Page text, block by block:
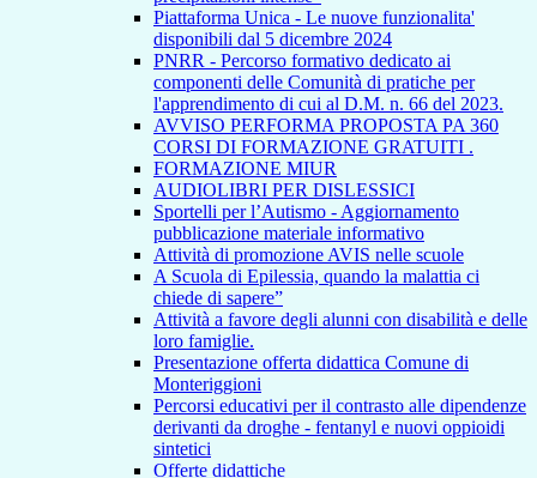
Piattaforma Unica - Le nuove funzionalita'
disponibili dal 5 dicembre 2024
PNRR - Percorso formativo dedicato ai
componenti delle Comunità di pratiche per
l'apprendimento di cui al D.M. n. 66 del 2023.
AVVISO PERFORMA PROPOSTA PA 360
CORSI DI FORMAZIONE GRATUITI .
FORMAZIONE MIUR
AUDIOLIBRI PER DISLESSICI
Sportelli per l’Autismo - Aggiornamento
pubblicazione materiale informativo
Attività di promozione AVIS nelle scuole
A Scuola di Epilessia, quando la malattia ci
chiede di sapere”
Attività a favore degli alunni con disabilità e delle
loro famiglie.
Presentazione offerta didattica Comune di
Monteriggioni
Percorsi educativi per il contrasto alle dipendenze
derivanti da droghe - fentanyl e nuovi oppioidi
sintetici
Offerte didattiche